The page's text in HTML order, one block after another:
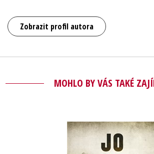
Zobrazit profil autora
MOHLO BY VÁS TAKÉ
Království